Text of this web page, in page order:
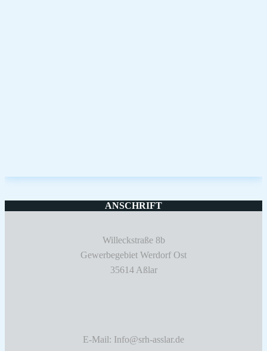
ANSCHRIFT
Willeckstraße 8b
Gewerbegebiet Werdorf Ost
35614 Aßlar
E-Mail: Info@srh-asslar.de